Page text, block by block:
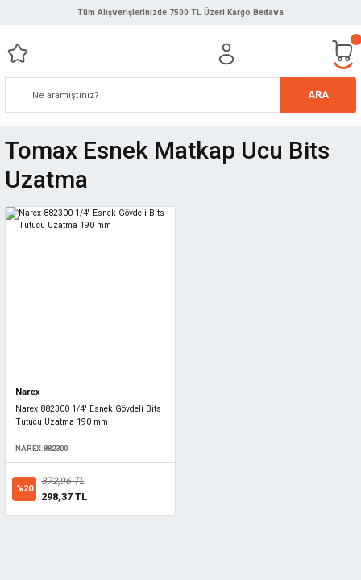
Tüm Alışverişlerinizde 7500 TL Üzeri Kargo Bedava
ARA
Tomax Esnek Matkap Ucu Bits
Uzatma
Narex
Narex 882300 1/4'' Esnek Gövdeli Bits
Tutucu Uzatma 190 mm
NAREX.882300
%20
372,96 TL
298,37 TL